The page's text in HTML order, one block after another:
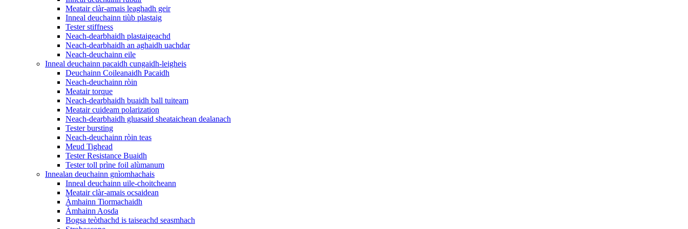
Meatair clàr-amais leaghadh geir
Inneal deuchainn tiùb plastaig
Tester stiffness
Neach-dearbhaidh plastaigeachd
Neach-dearbhaidh an aghaidh uachdar
Neach-deuchainn eile
Inneal deuchainn pacaidh cungaidh-leigheis
Deuchainn Coileanaidh Pacaidh
Neach-deuchainn ròin
Meatair torque
Neach-dearbhaidh buaidh ball tuiteam
Meatair cuideam polarization
Neach-dearbhaidh gluasaid sheataichean dealanach
Tester bursting
Neach-deuchainn ròin teas
Meud Tighead
Tester Resistance Buaidh
Tester toll prìne foil alùmanum
Innealan deuchainn gnìomhachais
Inneal deuchainn uile-choitcheann
Meatair clàr-amais ocsaidean
Àmhainn Tiormachaidh
Àmhainn Aosda
Bogsa teòthachd is taiseachd seasmhach